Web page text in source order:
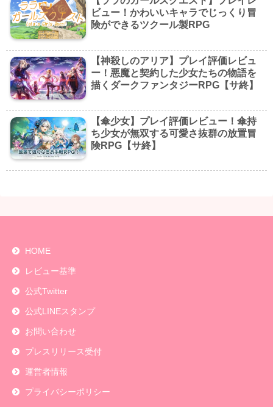
ビュー！かわいいキャラでじっくり冒
険ができるツクール製RPG
【神殺しのアリア】プレイ評価レビュ
ー！悪魔と契約した少女たちの物語を
描くダークファンタジーRPG【サ終】
【傘少女】プレイ評価レビュー！傘持
ち少女が無双する可愛さ抜群の放置冒
険RPG【サ終】
HOME
レビュー基準
公式Twitter
公式LINEスタンプ
お問い合わせ
プレスリリース受付
運営者情報
プライバシーポリシー